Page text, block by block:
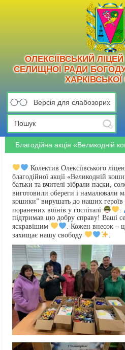
ОЛЕКСІЇВСЬКИЙ
СЕЛИЩНОЇ РАДИ
Версія для слабозорих
Благодійна акція «Великодній
Колектив Олексіївського
благодійної акції «Великодній
батьки та вчителі зібрали паски,
виготовили обереги і намалювали
кошики” вирушать до наших героїв
поранених воїнів у госпіталі
підтримав цю добру справу! Ваші
яскравішим
. Кожен внесок –
захищає нашу свободу